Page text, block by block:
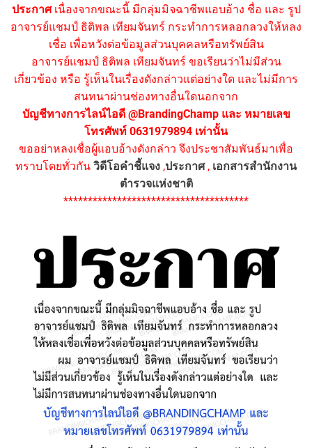
ประกาศเนื่องจากขณะนี้ มีกลุ่มมิจฉาชีพแอบอ้าง ชื่อ และ รูป
อาจารย์แชมป์ ธิติพล เทียมจันทร์ กระทำการหลอกลวงให้หลง
เชื่อ เพื่อหวังต่อข้อมูลส่วนบุคคลหรือทรัพย์สิน
อาจารย์แชมป์ ธิติพล เทียมจันทร์ ขอเรียนว่าไม่มีส่วน
เกี่ยวข้อง หรือ รู้เห็นในเรื่องดังกล่าวแต่อย่างใด และไม่มีการ
สนทนาผ่านช่องทางอื่นใดนอกจาก
บัญชีทางการไลน์ไอดี @BrandingChamp และ หมายเลข
โทรศัพท์ 0631979894 เท่านั้น
ขออย่าหลงเชื่อผู้แอบอ้างดังกล่าว จึงประชาสัมพันธ์มาเพื่อ
ทราบโดยทั่วกัน วิดีโอคำชี้แจง ,ประกาศ, เอกสารสำนักงาน
ตำรวจแห่งชาติ
**************************************